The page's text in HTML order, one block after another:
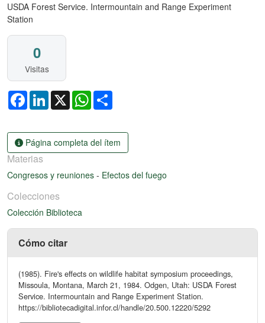
USDA Forest Service. Intermountain and Range Experiment
Station
0
Visitas
FacebookLinkedIn
X WhatsApp
Página completa del ítem
Materias
Congresos y reuniones - Efectos del fuego
Colecciones
Colección Biblioteca
Cómo citar
(1985). Fire's effects on wildlife habitat symposium proceedings,
Missoula, Montana, March 21, 1984. Odgen, Utah: USDA Forest
Service. Intermountain and Range Experiment Station.
https://bibliotecadigital.infor.cl/handle/20.500.12220/5292